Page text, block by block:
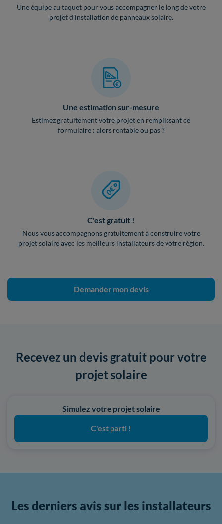
Une équipe au taquet pour vous accompagner le long de votre
projet d'installation de panneaux solaire.
Une estimation sur-mesure
Estimez gratuitement votre projet en remplissant ce
formulaire : alors rentable ou pas ?
C'est gratuit !
Nous vous accompagnons gratuitement à construire votre
projet solaire avec les meilleurs installateurs de votre région.
Demander mon devis
Recevez un devis gratuit pour votre
projet solaire
Simulez votre projet solaire
C'est parti !
Les derniers avis sur les installateurs